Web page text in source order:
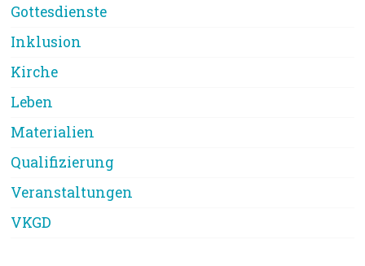
Gottesdienste
Inklusion
Kirche
Leben
Materialien
Qualifizierung
Veranstaltungen
VKGD